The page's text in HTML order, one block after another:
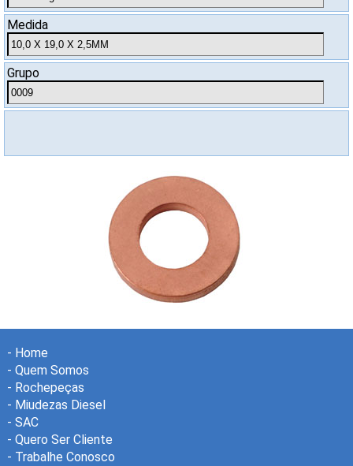
Medida
Grupo
- Home
- Quem Somos
- Rochepeças
- Miudezas Diesel
- SAC
- Quero Ser Cliente
- Trabalhe Conosco